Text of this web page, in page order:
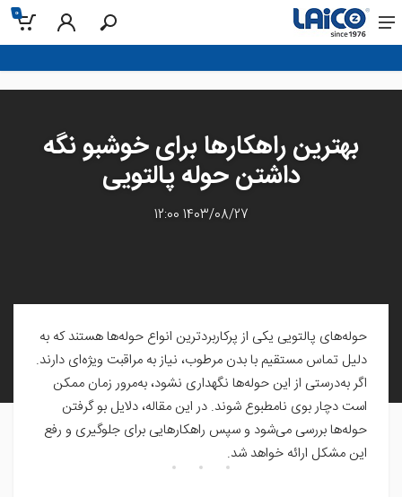
0
بهترین راهکارها برای خوشبو نگه
داشتن حوله پالتویی
1403/08/27 12:00
حوله‌های پالتویی یکی از پرکاربردترین انواع حوله‌ها هستند که به
دلیل تماس مستقیم با بدن مرطوب، نیاز به مراقبت ویژه‌ای دارند.
اگر به‌درستی از این حوله‌ها نگهداری نشود، به‌مرور زمان ممکن
است دچار بوی نامطبوع شوند. در این مقاله، دلایل بو گرفتن
حوله‌ها بررسی می‌شود و سپس راهکارهایی برای جلوگیری و رفع
این مشکل ارائه خواهد شد.